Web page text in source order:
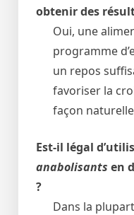
obtenir des
Oui, une
programme
un repos
favoriser la
façon
Est-il légal
anabolisants en
?
Dans la